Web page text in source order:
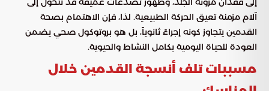
آلام مزمنة تعيق الحركة الطبيعية. لذا، فإن الاهتمام بصحة
القدمين يتجاوز كونه إجراءً ثانوياً، بل هو بروتوكول صحي يضمن
العودة للحياة اليومية بكامل النشاط والحيوية.
مسببات تلف أنسجة القدمين خلال